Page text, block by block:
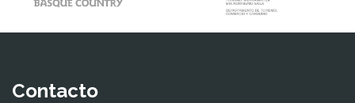
Contacto